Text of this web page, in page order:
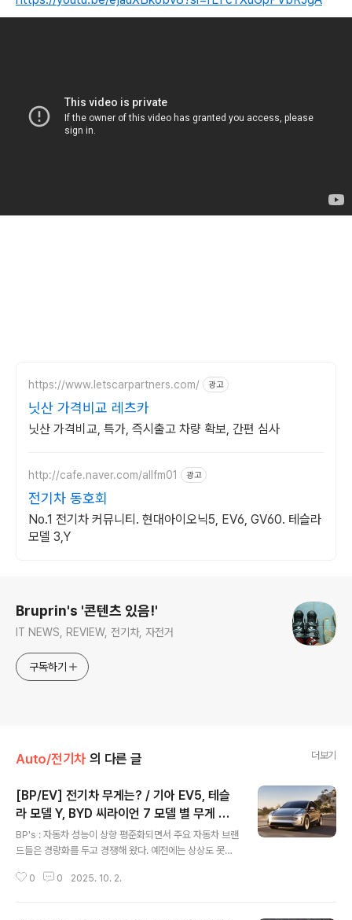
https://www.letscarpartners.com/ 광고
닛산 가격비교 레츠카
닛산 가격비교, 특가, 즉시출고 차량 확보, 간편 심사
http://cafe.naver.com/allfm01 광고
전기차 동호회
No.1 전기차 커뮤니티. 현대아이오닉5, EV6, GV60. 테슬라
모델 3,Y
Bruprin's '콘텐츠 있음!'
IT NEWS, REVIEW, 전기차, 자전거
구독하기
Auto/전기차 의 다른 글 더보기
[BP/EV] 전기차 무게는? / 기아 EV5, 테슬
라 모델 Y, BYD 씨라이언 7 모델 별 무게 비
교
BP's : 자동차 성능이 상향 평준화되면서 주요 자동차 브랜
드들은 경량화를 두고 경쟁해 왔다. 예전에는 상상도 못할
화를 진행하고 있다. 전기차를 구매할 때 차량 성능에서 무
0 0 2025. 10. 2.